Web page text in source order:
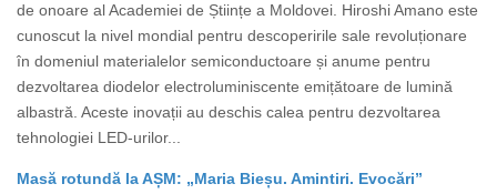
de onoare al Academiei de Științe a Moldovei. Hiroshi Amano este
cunoscut la nivel mondial pentru descoperirile sale revoluționare
în domeniul materialelor semiconductoare și anume pentru
dezvoltarea diodelor electroluminiscente emițătoare de lumină
albastră. Aceste inovații au deschis calea pentru dezvoltarea
tehnologiei LED-urilor...
Masă rotundă la AȘM: „Maria Bieșu. Amintiri. Evocări”